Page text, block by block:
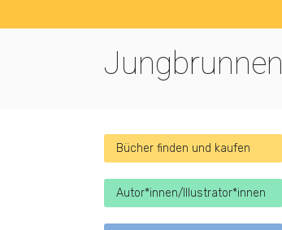
Jungbrunnen
Bücher finden und kaufen
Autor*innen/Illustrator*innen